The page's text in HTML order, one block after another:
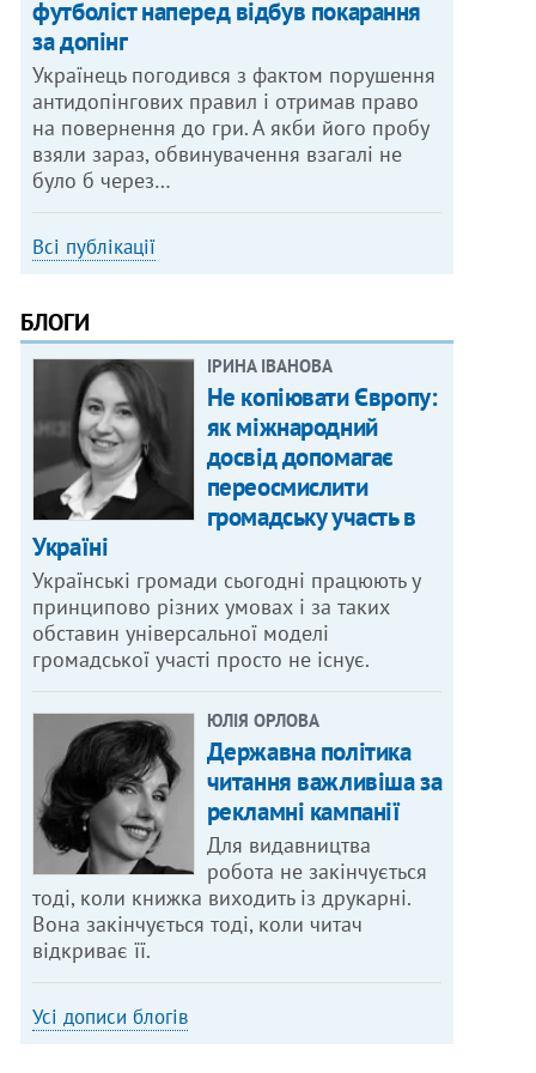
футболіст наперед відбув покарання
за допінг
Українець погодився з фактом порушення
антидопінгових правил і отримав право
на повернення до гри. А якби його пробу
взяли зараз, обвинувачення взагалі не
було б через…
Всі публікації
БЛОГИ
ІРИНА ІВАНОВА
Не копіювати Європу:
як міжнародний
досвід допомагає
переосмислити
громадську участь в
Україні
Українські громади сьогодні працюють у
принципово різних умовах і за таких
обставин універсальної моделі
громадської участі просто не існує.
ЮЛІЯ ОРЛОВА
Державна політика
читання важливіша за
рекламні кампанії
Для видавництва
робота не закінчується
тоді, коли книжка виходить із друкарні.
Вона закінчується тоді, коли читач
відкриває її.
Усі дописи блогів